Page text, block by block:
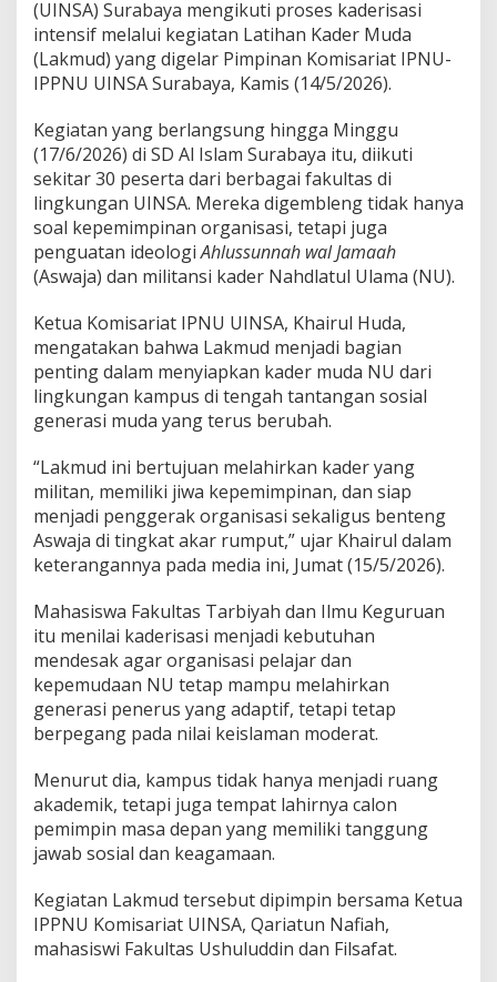
u
s
,
I
N
U
-
I
P
P
N
U
U
N
S
A
G
e
r
a
k
m
u
(UINSA) Surabaya mengikuti proses kaderisasi
intensif melalui kegiatan Latihan Kader Muda
(Lakmud) yang digelar Pimpinan Komisariat IPNU-
IPPNU UINSA Surabaya, Kamis (14/5/2026).
Kegiatan yang berlangsung hingga Minggu
(17/6/2026) di SD Al Islam Surabaya itu, diikuti
sekitar 30 peserta dari berbagai fakultas di
lingkungan UINSA. Mereka digembleng tidak hanya
soal kepemimpinan organisasi, tetapi juga
penguatan ideologiAhlussunnah wal Jamaah
(Aswaja) dan militansi kader Nahdlatul Ulama (NU).
Ketua Komisariat IPNU UINSA, Khairul Huda,
mengatakan bahwa Lakmud menjadi bagian
penting dalam menyiapkan kader muda NU dari
lingkungan kampus di tengah tantangan sosial
generasi muda yang terus berubah.
“Lakmud ini bertujuan melahirkan kader yang
militan, memiliki jiwa kepemimpinan, dan siap
menjadi penggerak organisasi sekaligus benteng
Aswaja di tingkat akar rumput,” ujar Khairul dalam
keterangannya pada media ini, Jumat (15/5/2026).
Mahasiswa Fakultas Tarbiyah dan Ilmu Keguruan
itu menilai kaderisasi menjadi kebutuhan
mendesak agar organisasi pelajar dan
kepemudaan NU tetap mampu melahirkan
generasi penerus yang adaptif, tetapi tetap
berpegang pada nilai keislaman moderat.
Menurut dia, kampus tidak hanya menjadi ruang
akademik, tetapi juga tempat lahirnya calon
pemimpin masa depan yang memiliki tanggung
jawab sosial dan keagamaan.
Kegiatan Lakmud tersebut dipimpin bersama Ketua
IPPNU Komisariat UINSA, Qariatun Nafiah,
mahasiswi Fakultas Ushuluddin dan Filsafat.